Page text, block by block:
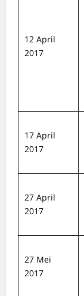
12 April
2017
17 April
2017
27 April
2017
27 Mei
2017